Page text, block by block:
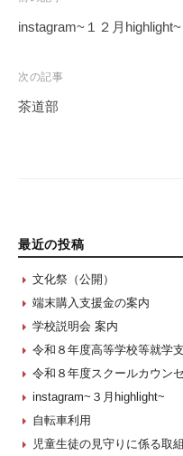
navigation
instagram~１２月highlight~
次の記事
茶道部
最近の投稿
文化祭（公開）
端末購入支援金の案内
学校説明会 案内
令和８年度高等学校等就学
令和８年度スクールカウン
instagram~３月highlight~
自転車利用
児童生徒の見守りに係る取